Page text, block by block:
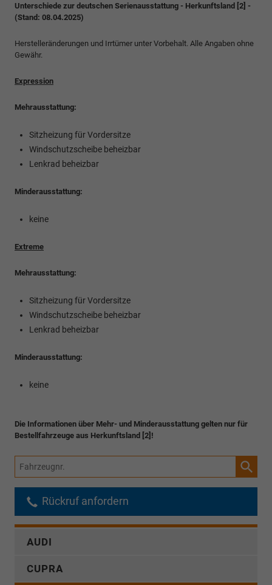
Unterschiede zur deutschen Serienausstattung - Herkunftsland [2] -
(Stand: 08.04.2025)
Herstelleränderungen und Irrtümer unter Vorbehalt. Alle Angaben ohne
Gewähr.
Expression
Mehrausstattung:
Sitzheizung für Vordersitze
Windschutzscheibe beheizbar
Lenkrad beheizbar
Minderausstattung:
keine
Extreme
Mehrausstattung:
Sitzheizung für Vordersitze
Windschutzscheibe beheizbar
Lenkrad beheizbar
Minderausstattung:
keine
Die Informationen über Mehr- und Minderausstattung gelten nur für
Bestellfahrzeuge aus Herkunftsland [2]!
Fahrzeugnr.
Rückruf anfordern
AUDI
CUPRA